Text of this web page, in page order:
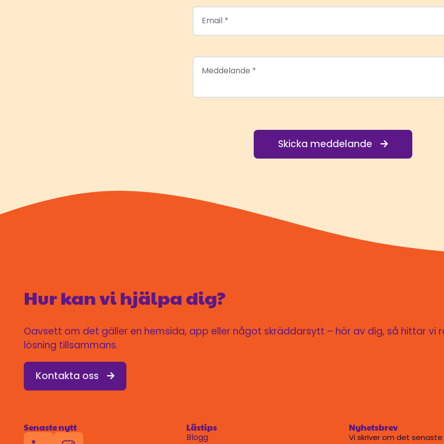
Email *
Meddelande *
Skicka meddelande
Skicka meddelande
Hur kan vi hjälpa dig?
Oavsett om det gäller en hemsida, app eller något skräddarsytt – hör av dig, så hittar vi
lösning tillsammans.
Kontakta oss
Senaste nytt Lästips
Blogg
Nyhetsbrev
Vi skriver om det